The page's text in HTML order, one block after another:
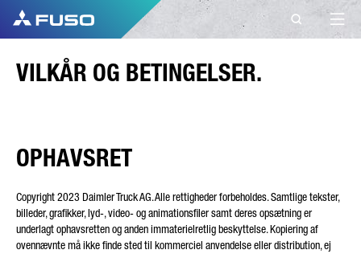
KONTAKT
Har du nogen spørgsmål?
Send os din forespørgsel via denne
kontaktformular.
VILKÅR OG BETINGELSER.
OPHAVSRET
Copyright 2023 Daimler Truck AG. Alle rettigheder forbeholdes. Samtlige tekster,
billeder, grafikker, lyd-, video- og animationsfiler samt deres opsætning er
underlagt ophavsretten og anden immaterielretlig beskyttelse. Kopiering af
ovennævnte må ikke finde sted til kommerciel anvendelse eller distribution, ej